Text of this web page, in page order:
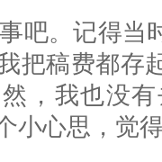
吧。记得当
把稿费都存
，我也没
小心思，觉